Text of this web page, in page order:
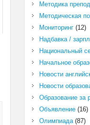
Методика
Методическая
Мониторинг(12)
Надбавка /
Национальный
Начальное
Новости
Новости
Образование за
Объявление(16)
Олимпиада(87)